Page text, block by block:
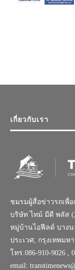
เกี่ยวกับเรา
ชมรมผู้สื่อข่าวรถเพื่
บริษัท ไทม์ มีดี พลัส
หมู่บ้านไอฟีลด์ บางน
ประเวศ, กรุงเทพมห
โทร.086-910-9026 ,
email: